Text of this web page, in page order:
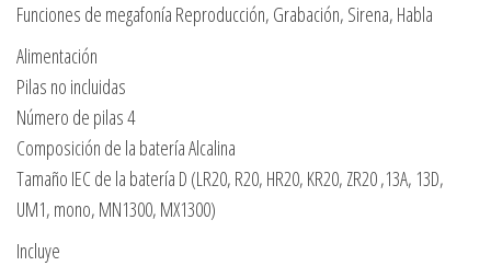
Funciones de megafonía Reproducción, Grabación, Sirena, Habla
Alimentación
Pilas no incluidas
Número de pilas 4
Composición de la batería Alcalina
Tamaño IEC de la batería D (LR20, R20, HR20, KR20, ZR20 ,13A, 13D,
UM1, mono, MN1300, MX1300)
Incluye